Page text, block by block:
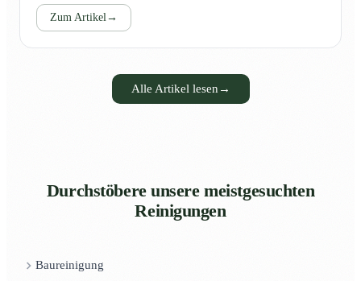
Zum Artikel→
Alle Artikel lesen →
Durchstöbere unsere meistgesuchten
Reinigungen
Baureinigung